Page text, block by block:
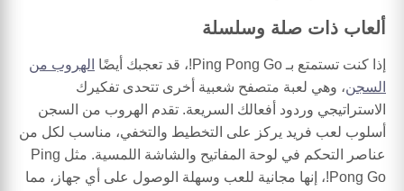
ألعاب ذات صلة وسلسلة
إذا كنت تستمتع بـ Ping Pong Go!، قد تعجبك أيضًا
الهروب من
السجن، وهي لعبة متصفح شعبية أخرى تتحدى تفكيرك
الاستراتيجي وردود أفعالك السريعة. تقدم الهروب من السجن
أسلوب لعب فريد يركز على التخطيط والتخفي، مناسب لكل من
عناصر التحكم في لوحة المفاتيح والشاشة اللمسية. مثل Ping
Pong Go!، إنها مجانية للعب وسهلة الوصول على أي جهاز، مما